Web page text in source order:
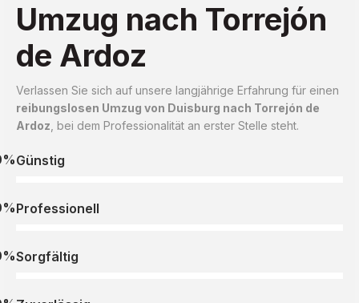
Umzug nach Torrejón
de Ardoz
Verlassen Sie sich auf unsere langjährige Erfahrung für einen
reibungslosen Umzug von Duisburg nach Torrejón de
Ardoz , bei dem Professionalität an erster Stelle steht.
Günstig
Professionell
Sorgfältig